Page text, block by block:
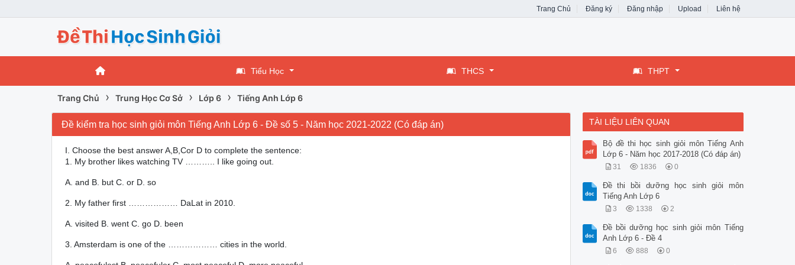
Trang Chủ Đăng ký Đăng nhập Upload Liên hệ
Tiểu Học THCS THPT
Trang Chủ › Trung Học Cơ Sở › Lớp 6 › Tiếng Anh Lớp 6
Đề kiểm tra học sinh giỏi môn Tiếng Anh Lớp 6 - Đề số 5 - Năm học 2021-2022 (Có đáp án)
I. Choose the best answer A,B,Cor D to complete the sentence:
1. My brother likes watching TV ……….. I like going out.
A. and B. but C. or D. so
2. My father first ……………… DaLat in 2010.
A. visited B. went C. go D. been
3. Amsterdam is one of the ……………… cities in the world.
TÀI LIỆU LIÊN QUAN
Bộ đề thi học sinh giỏi môn Tiếng Anh
Lớp 6 - Năm học 2017-2018 (Có đáp án)
31 1836 0
Đề thi bồi dưỡng học sinh giỏi môn
Tiếng Anh Lớp 6
3 1338 2
Đề bồi dưỡng học sinh giỏi môn Tiếng
Anh Lớp 6 - Đề 4
6 888 0